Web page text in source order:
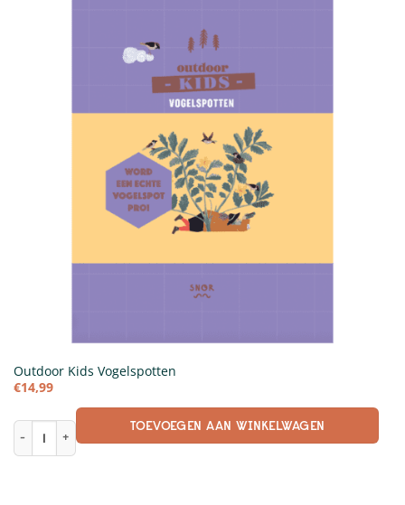
Outdoor Kids Vogelspotten
€14,99
Outdoor Kids Vogelspotten aantalTOEVOEGEN AAN WINKELWAGEN